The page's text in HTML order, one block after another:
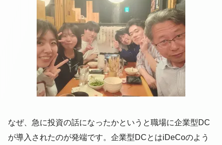
なぜ、急に投資の話になったかというと職場に企業型DC
が導入されたのが発端です。企業型DCとはiDeCoのよう